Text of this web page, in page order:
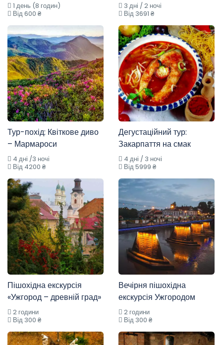
1 день (8 годин)
Від 600 ₴
3 дні / 2 ночі
Від 3691 ₴
Тур-похід: Квіткове диво
– Мармароси
4 дні /3 ночі
Від 4200 ₴
Дегустаційний тур:
Закарпаття на смак
4 дні / 3 ночі
Від 5999 ₴
Пішохідна екскурсія
«Ужгород – древній град»
2 години
Від 300 ₴
Вечірня пішохідна
екскурсія Ужгородом
2 години
Від 300 ₴